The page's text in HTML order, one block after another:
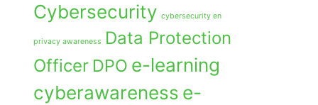
Cybersecurity cybersecurity en
privacy awareness
Data Protection
Officer DPO e-learning
cyberawareness e-